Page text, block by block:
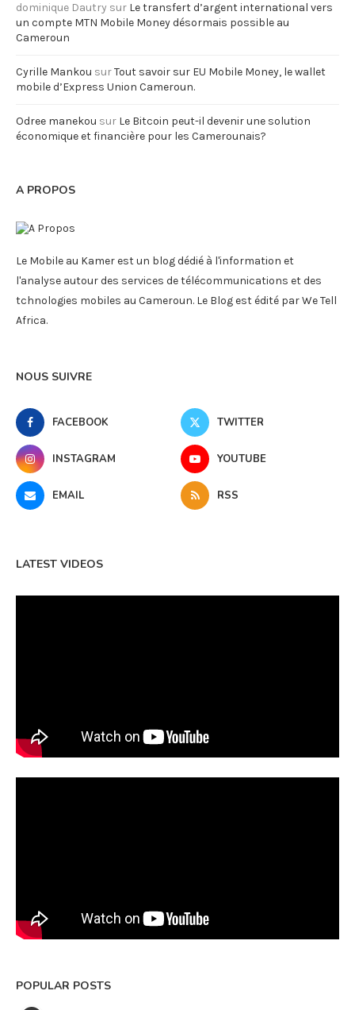
dominique Dautry sur Le transfert d’argent international vers
un compte MTN Mobile Money désormais possible au
Cameroun
Cyrille Mankou surTout savoir sur EU Mobile Money, le wallet
mobile d’Express Union Cameroun.
Odree manekou sur Le Bitcoin peut-il devenir une solution
économique et financière pour les Camerounais?
A PROPOS
Le Mobile au Kamer est un blog dédié à l'information et
l'analyse autour des services de télécommunications et des
tchnologies mobiles au Cameroun. Le Blog est édité par We Tell
Africa.
NOUS SUIVRE
FACEBOOK TWITTER
INSTAGRAM YOUTUBE
EMAIL RSS
LATEST VIDEOS
POPULAR POSTS